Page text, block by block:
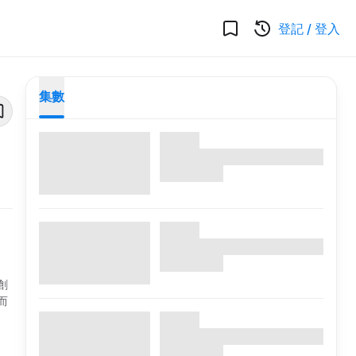
登記 / 登入
集數